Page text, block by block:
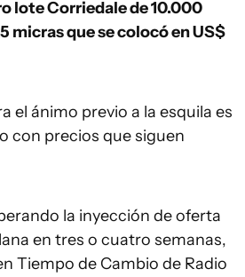
lote Corriedale de 10.000
micras que se colocó en US$
el ánimo previo a la esquila es
con precios que siguen
la inyección de oferta
en tres o cuatro semanas,
Tiempo de Cambio de Radio